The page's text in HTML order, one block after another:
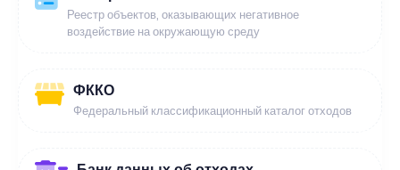
Реестр объектов, оказывающих негативное
воздействие на окружающую среду
ФККО
Федеральный классификационный каталог отходов